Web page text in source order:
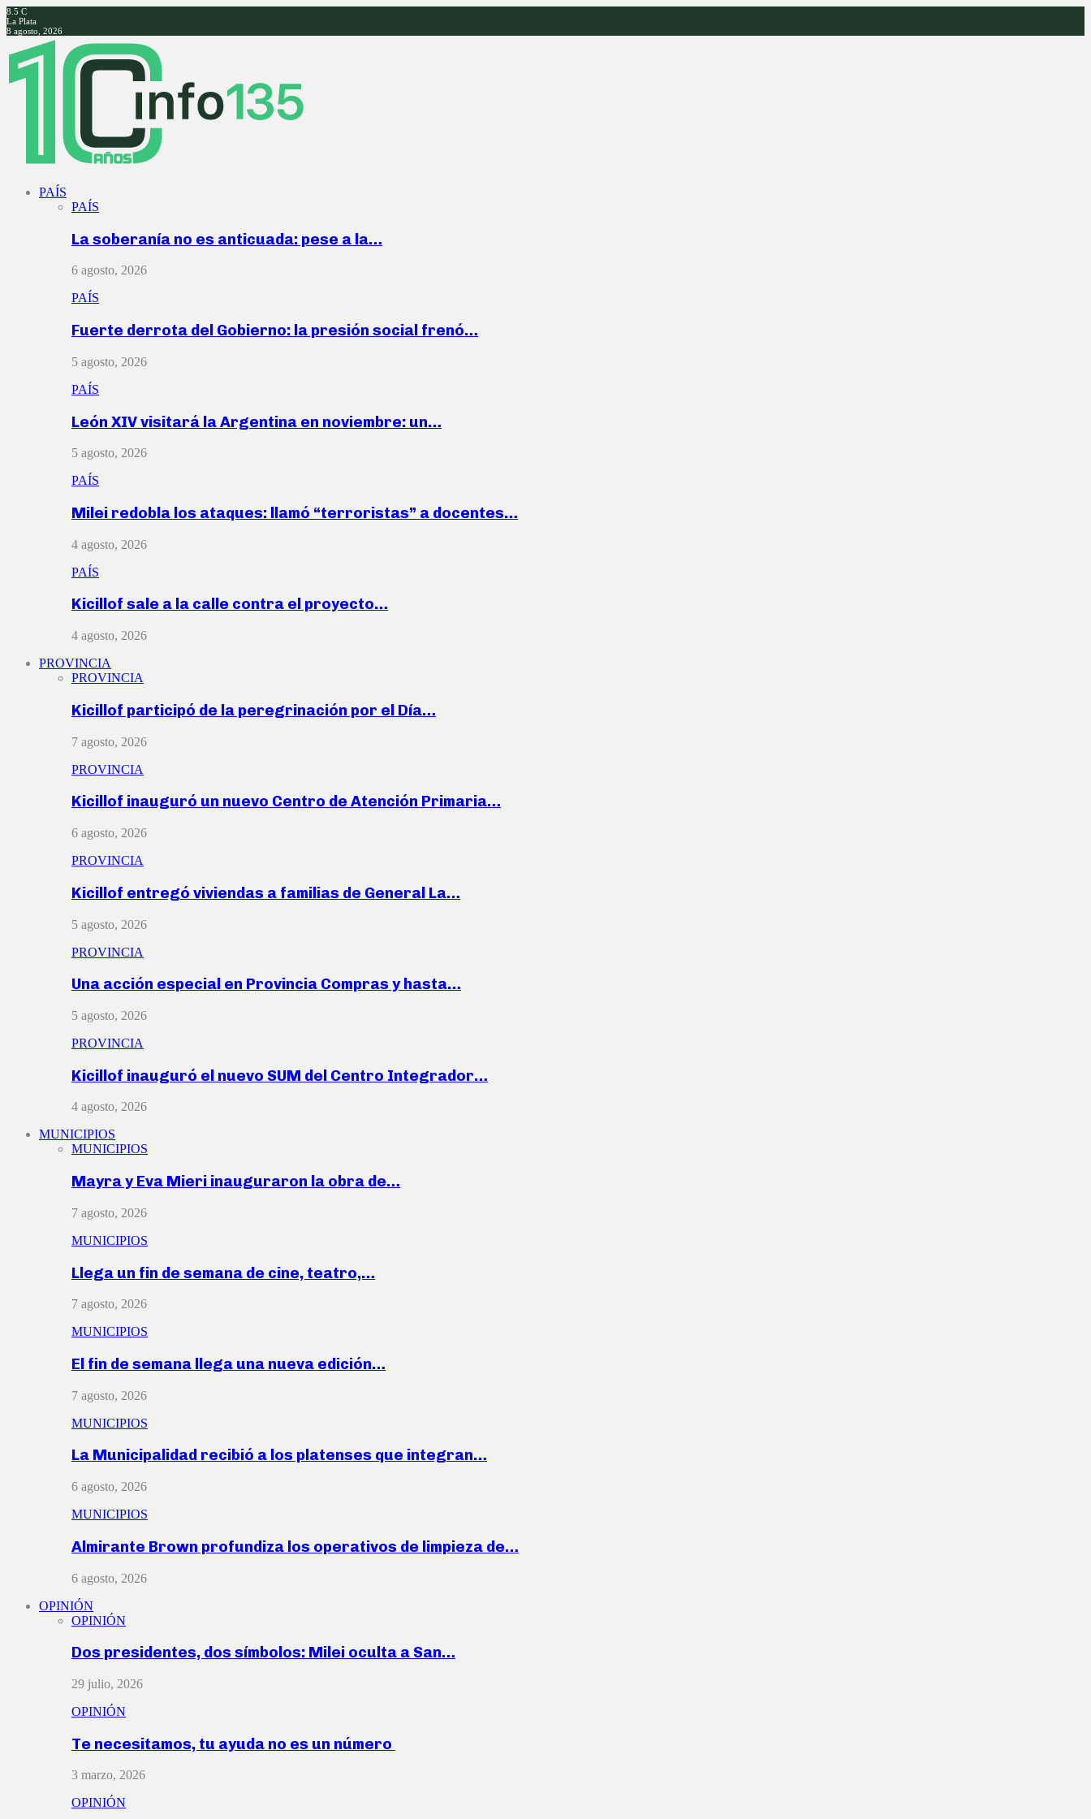
8.5 C
La Plata
8 agosto, 2026
Facebook
Twitter
Instagram
Youtube
PAÍS
PAÍS
La soberanía no es anticuada: pese a la…
6 agosto, 2026
PAÍS
Fuerte derrota del Gobierno: la presión social frenó…
5 agosto, 2026
PAÍS
León XIV visitará la Argentina en noviembre: un…
5 agosto, 2026
PAÍS
Milei redobla los ataques: llamó “terroristas” a docentes…
4 agosto, 2026
PAÍS
Kicillof sale a la calle contra el proyecto…
4 agosto, 2026
PROVINCIA
PROVINCIA
Kicillof participó de la peregrinación por el Día…
7 agosto, 2026
PROVINCIA
Kicillof inauguró un nuevo Centro de Atención Primaria…
6 agosto, 2026
PROVINCIA
Kicillof entregó viviendas a familias de General La…
5 agosto, 2026
PROVINCIA
Una acción especial en Provincia Compras y hasta…
5 agosto, 2026
PROVINCIA
Kicillof inauguró el nuevo SUM del Centro Integrador…
4 agosto, 2026
MUNICIPIOS
MUNICIPIOS
Mayra y Eva Mieri inauguraron la obra de…
7 agosto, 2026
MUNICIPIOS
Llega un fin de semana de cine, teatro,…
7 agosto, 2026
MUNICIPIOS
El fin de semana llega una nueva edición…
7 agosto, 2026
MUNICIPIOS
La Municipalidad recibió a los platenses que integran…
6 agosto, 2026
MUNICIPIOS
Almirante Brown profundiza los operativos de limpieza de…
6 agosto, 2026
OPINIÓN
OPINIÓN
Dos presidentes, dos símbolos: Milei oculta a San…
29 julio, 2026
OPINIÓN
Te necesitamos, tu ayuda no es un número
3 marzo, 2026
OPINIÓN